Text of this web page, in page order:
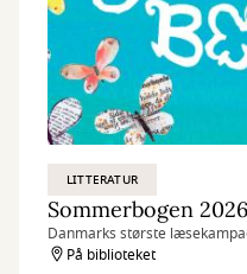
LITTERATUR
Sommerbogen 2026
Danmarks største
På biblioteket